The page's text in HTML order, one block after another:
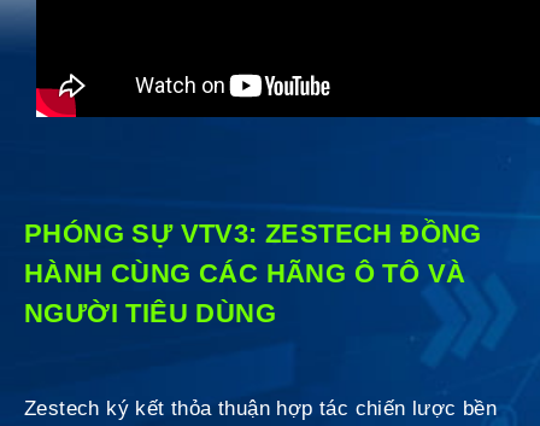
PHÓNG SỰ VTV3: ZESTECH ĐỒNG
HÀNH CÙNG CÁC HÃNG Ô TÔ VÀ
NGƯỜI TIÊU DÙNG
Zestech ký kết thỏa thuận hợp tác chiến lược bền